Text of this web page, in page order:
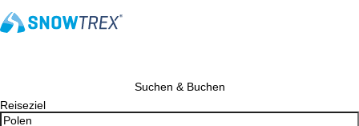
Suchen & Buchen
Reiseziel